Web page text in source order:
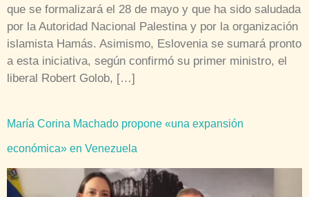
que se formalizará el 28 de mayo y que ha sido saludada
por la Autoridad Nacional Palestina y por la organización
islamista Hamás. Asimismo, Eslovenia se sumará pronto
a esta iniciativa, según confirmó su primer ministro, el
liberal Robert Golob, […]
María Corina Machado propone «una expansión
económica» en Venezuela